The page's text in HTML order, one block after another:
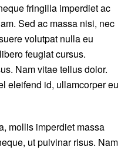
fringilla imperdiet ac
Sed ac massa nisi, nec
volutpat nulla eu
feugiat cursus.
Nam vitae tellus dolor.
eleifend id, ullamcorper eu
mollis imperdiet massa
ut pulvinar risus. Nam